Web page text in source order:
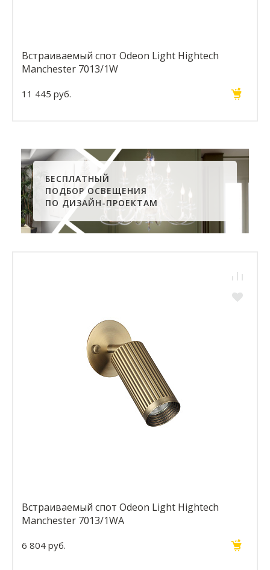
Встраиваемый спот Odeon Light Hightech
Manchester 7013/1W
11 445 руб.
БЕСПЛАТНЫЙ
ПОДБОР ОСВЕЩЕНИЯ
ПО ДИЗАЙН-ПРОЕКТАМ
Встраиваемый спот Odeon Light Hightech
Manchester 7013/1WA
6 804 руб.